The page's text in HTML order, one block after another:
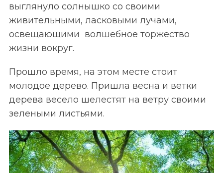
выглянуло солнышко со своими
живительными, ласковыми лучами,
освещающими волшебное торжество
жизни вокруг.
Прошло время, на этом месте стоит
молодое дерево. Пришла весна и ветки
дерева весело шелестят на ветру своими
зелеными листьями.